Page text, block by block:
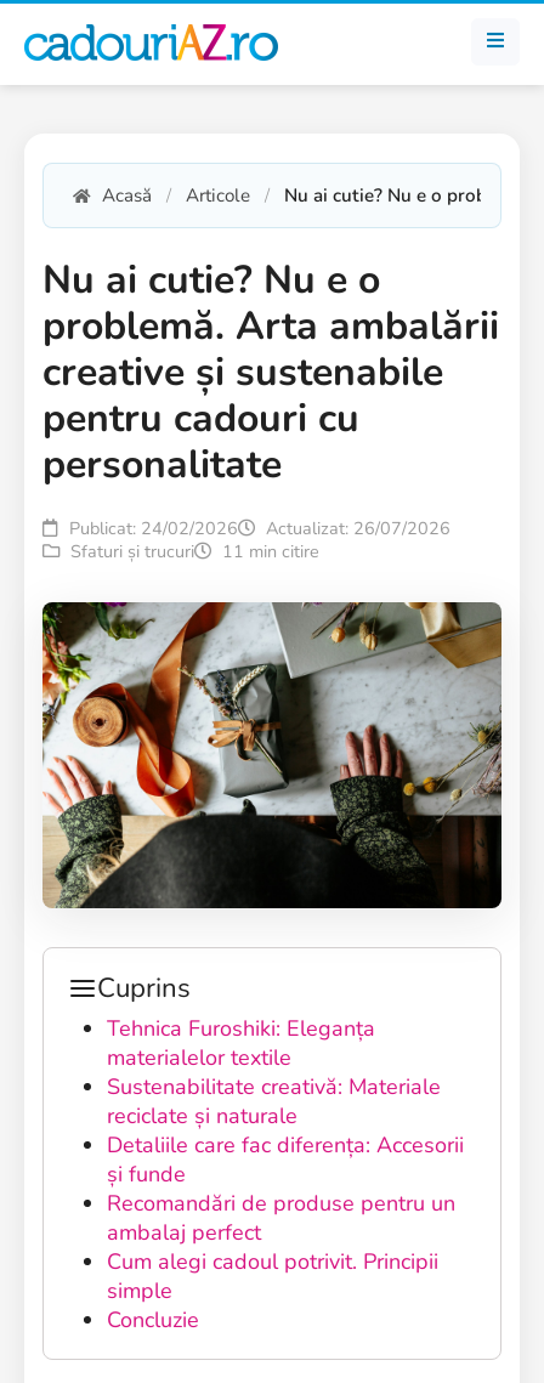
Acasă Articole Nu ai cutie? Nu e o
Nu ai cutie? Nu e o
problemă. Arta ambalării
creative și sustenabile
pentru cadouri cu
personalitate
Publicat: 24/02/2026
Actualizat: 26/07/2026
Sfaturi și trucuri
11 min citire
Cuprins
Tehnica Furoshiki: Eleganța
materialelor textile
Sustenabilitate creativă: Materiale
reciclate și naturale
Detaliile care fac diferența: Accesorii
și funde
Recomandări de produse pentru un
ambalaj perfect
Cum alegi cadoul potrivit. Principii
simple
Concluzie